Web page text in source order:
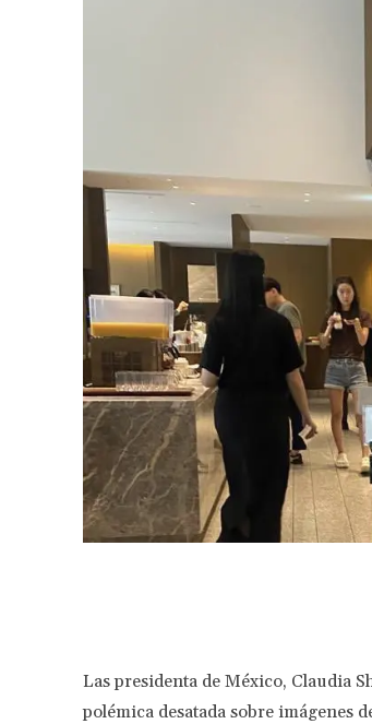
Las presidenta de México, Claudia
polémica desatada sobre imágenes